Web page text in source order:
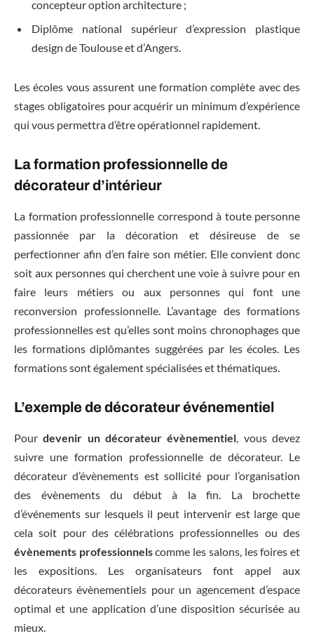
concepteur option architecture ;
Diplôme national supérieur d’expression plastique
design de Toulouse et d’Angers.
Les écoles vous assurent une formation complète avec des
stages obligatoires pour acquérir un minimum d’expérience
qui vous permettra d’être opérationnel rapidement.
La formation professionnelle de
décorateur d’intérieur
La formation professionnelle correspond à toute personne
passionnée par la décoration et désireuse de se
perfectionner afin d’en faire son métier. Elle convient donc
soit aux personnes qui cherchent une voie à suivre pour en
faire leurs métiers ou aux personnes qui font une
reconversion professionnelle. L’avantage des formations
professionnelles est qu’elles sont moins chronophages que
les formations diplômantes suggérées par les écoles. Les
formations sont également spécialisées et thématiques.
L’exemple de décorateur événementiel
Pourdevenir un décorateur évènementiel, vous devez
suivre une formation professionnelle de décorateur. Le
décorateur d’évènements est sollicité pour l’organisation
des évènements du début à la fin. La brochette
d’événements sur lesquels il peut intervenir est large que
cela soit pour des célébrations professionnelles ou des
évènements professionnelscomme les salons, les foires et
les expositions. Les organisateurs font appel aux
décorateurs évènementiels pour un agencement d’espace
optimal et une application d’une disposition sécurisée au
mieux.